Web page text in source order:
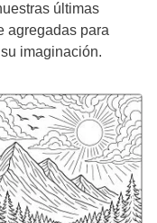
últimas
agregadas para
imaginación.